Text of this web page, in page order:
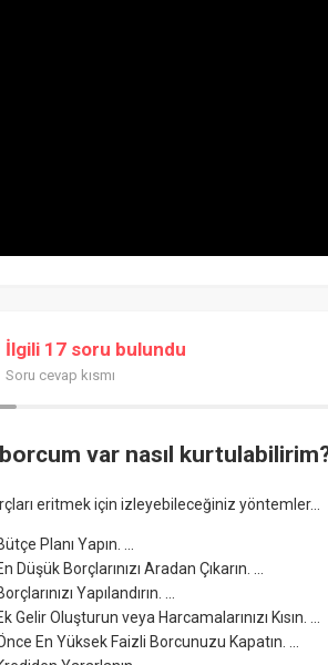
İlgili 17 soru bulundu
Soru cevap kısmı
var nasıl
eritmek için izleyebileceğiniz yöntemler...
Planı Yapın. ...
Düşük Borçlarınızı Aradan Çıkarın. ...
Yapılandırın. ...
Gelir Oluşturun veya Harcamalarınızı Kısın. ...
En Yüksek Faizli Borcunuzu Kapatın. ...